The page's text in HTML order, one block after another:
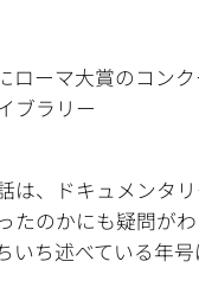
ローマ大賞のコン
ブラリー
は、ドキュメンタ
たのかにも疑問
いち述べている年